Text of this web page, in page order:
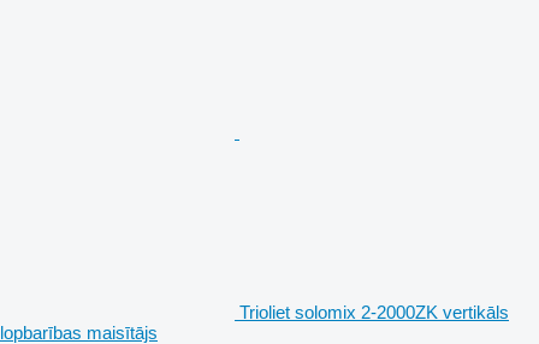
Trioliet solomix 2-2000ZK vertikāls
lopbarības maisītājs